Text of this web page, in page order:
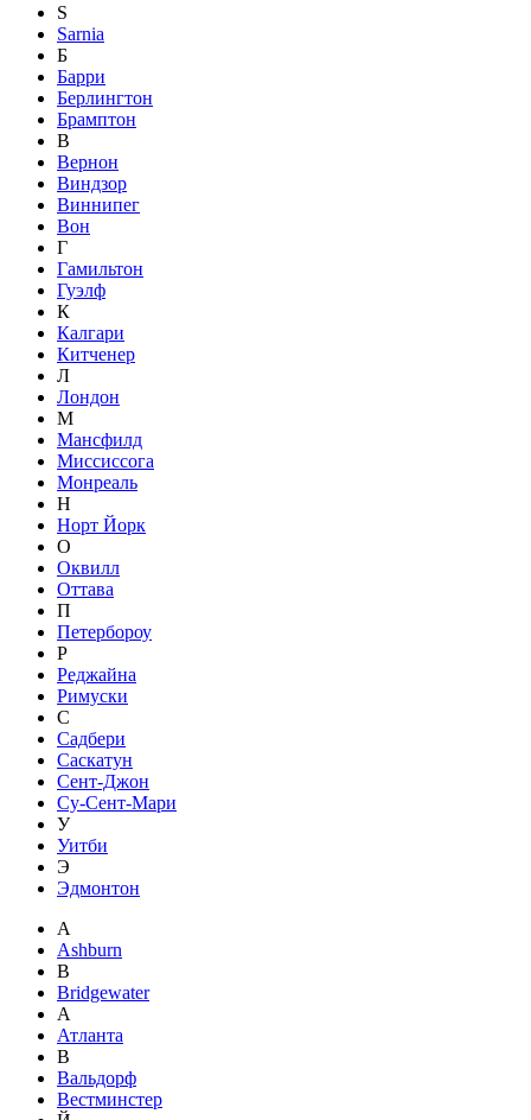
S
Sarnia
Б
Барри
Берлингтон
Брамптон
В
Вернон
Виндзор
Виннипег
Вон
Г
Гамильтон
Гуэлф
К
Калгари
Китченер
Л
Лондон
М
Мансфилд
Миссиссога
Монреаль
Н
Норт Йорк
О
Оквилл
Оттава
П
Петербороу
Р
Реджайна
Римуски
С
Садбери
Саскатун
Сент-Джон
Су-Сент-Мари
У
Уитби
Э
Эдмонтон
A
Ashburn
B
Bridgewater
А
Атланта
В
Вальдорф
Вестминстер